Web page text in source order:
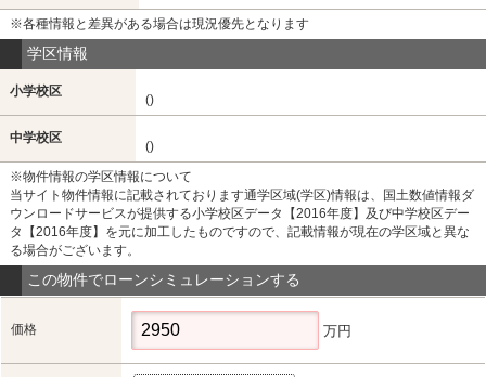
※各種情報と差異がある場合は現況優先となります
学区情報
小学校区
()
中学校区
()
※物件情報の学区情報について
当サイト物件情報に記載されております通学区域(学区)情報は、国土数値情報ダ
ウンロードサービスが提供する小学校区データ【2016年度】及び中学校区デー
タ【2016年度】を元に加工したものですので、記載情報が現在の学区域と異な
る場合がございます。
この物件でローンシミュレーションする
価格 万円